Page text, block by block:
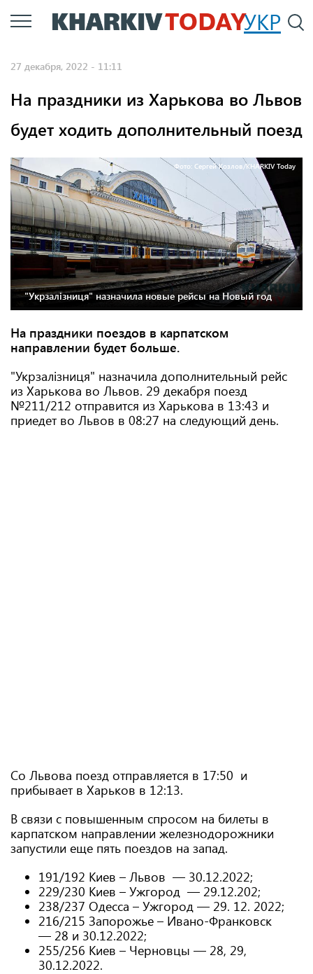
Перейти
к
УКР
27 декабря, 2022 - 11:11
На праздники из Харькова во Львов
будет ходить дополнительный поезд
Фото: Сергей Козлов/KHARKIV Today
"Укрзалізниця" назначила новые рейсы на Новый год
На праздники поездов в карпатском
направлении будет больше.
"Укрзалізниця" назначила дополнительный рейс
из Харькова во Львов. 29 декабря поезд
№211/212 отправится из Харькова в 13:43 и
приедет во Львов в 08:27 на следующий день.
Со Львова поезд отправляется в 17:50 и
прибывает в Харьков в 12:13.
В связи с повышенным спросом на билеты в
карпатском направлении железнодорожники
запустили еще пять поездов на запад.
191/192 Киев – Львов — 30.12.2022;
229/230 Киев – Ужгород — 29.12.202;
238/237 Одесса – Ужгород — 29. 12. 2022;
216/215 Запорожье – Ивано-Франковск
— 28 и 30.12.2022;
255/256 Киев – Черновцы — 28, 29,
30.12.2022.